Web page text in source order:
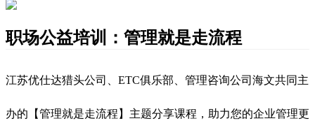
职场公益培训：管理就是走流程
江苏优仕达猎头公司、ETC俱乐部、管理咨询公司海文共同主
办的 【管理就是走流程】主题分享课程，助力您的企业管理更